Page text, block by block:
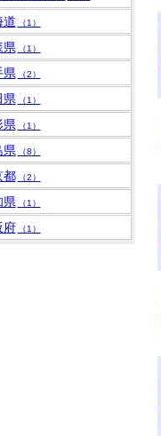
道 （1）
県 （1）
県 （2）
県 （1）
県 （1）
県 （8）
都 （2）
県 （1）
府 （1）